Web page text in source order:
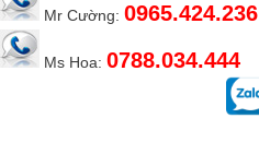
Mr Cường: 0965.424.236
Ms Hoa: 0788.034.444